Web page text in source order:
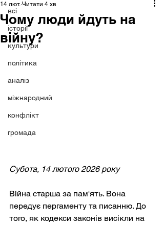
всі
історії
культури
політика
аналіз
міжнародний
конфлікт
громада
Чому люди йдуть на
війну?
14 лют. Читати 4 хв
Субота, 14 лютого 2026 року
Війна старша за пам'ять. Вона
передує пергаменту та писанню. До
того, як кодекси законів висікли на